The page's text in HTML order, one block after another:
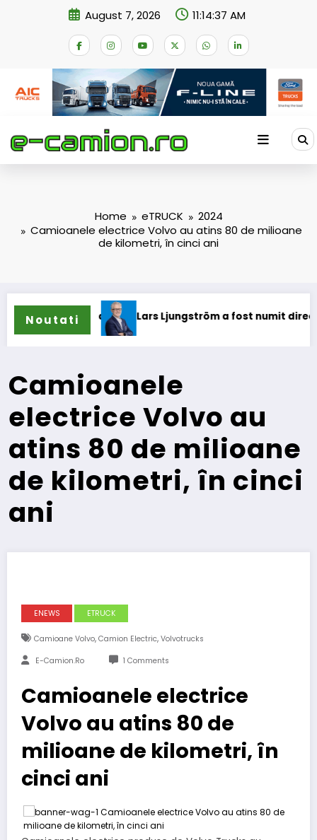
August 7, 2026 11:14:37 AM
Home eTRUCK
2024
Camioanele electrice Volvo au atins 80 de milioane
de kilometri, în cinci ani
Noutati
Lars Ljungström a fost numit director general
Camioanele
electrice Volvo au
atins 80 de milioane
de kilometri, în cinci
ani
ENEWS ETRUCK
Camioane Volvo, Camion Electric, Volvotrucks
E-Camion.ro 1 Comments
Camioanele electrice
Volvo au atins 80 de
milioane de kilometri, în
cinci ani